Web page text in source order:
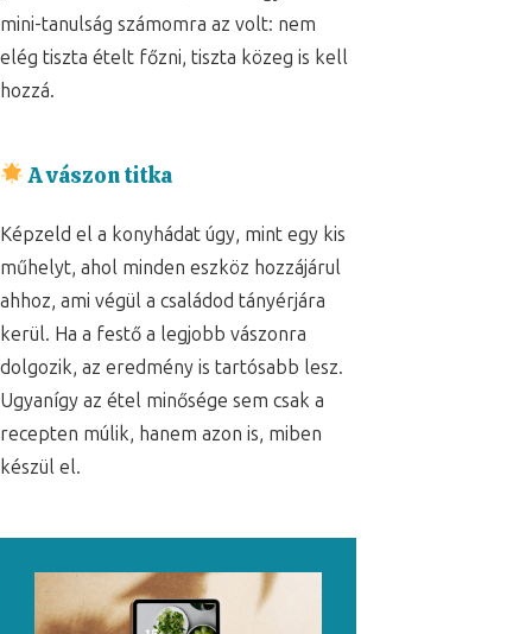
mini-tanulság számomra az volt: nem
elég tiszta ételt főzni, tiszta közeg is kell
hozzá.
A vászon titka
Képzeld el a konyhádat úgy, mint egy kis
műhelyt, ahol minden eszköz hozzájárul
ahhoz, ami végül a családod tányérjára
kerül. Ha a festő a legjobb vászonra
dolgozik, az eredmény is tartósabb lesz.
Ugyanígy az étel minősége sem csak a
recepten múlik, hanem azon is, miben
készül el.